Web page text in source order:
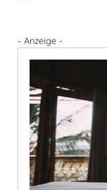
- Anzeige -